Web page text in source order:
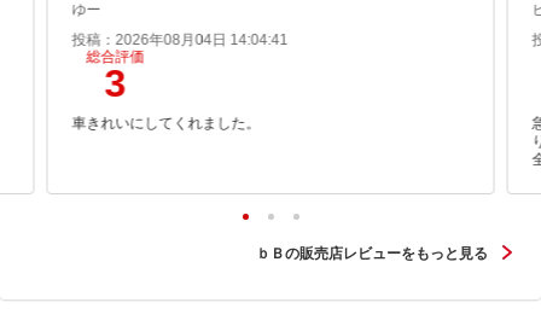
ゆー
投稿：2026年08月04日 14:04:41
総合評価
3
車きれいにしてくれました。
ｂＢの販売店レビューをもっと見る